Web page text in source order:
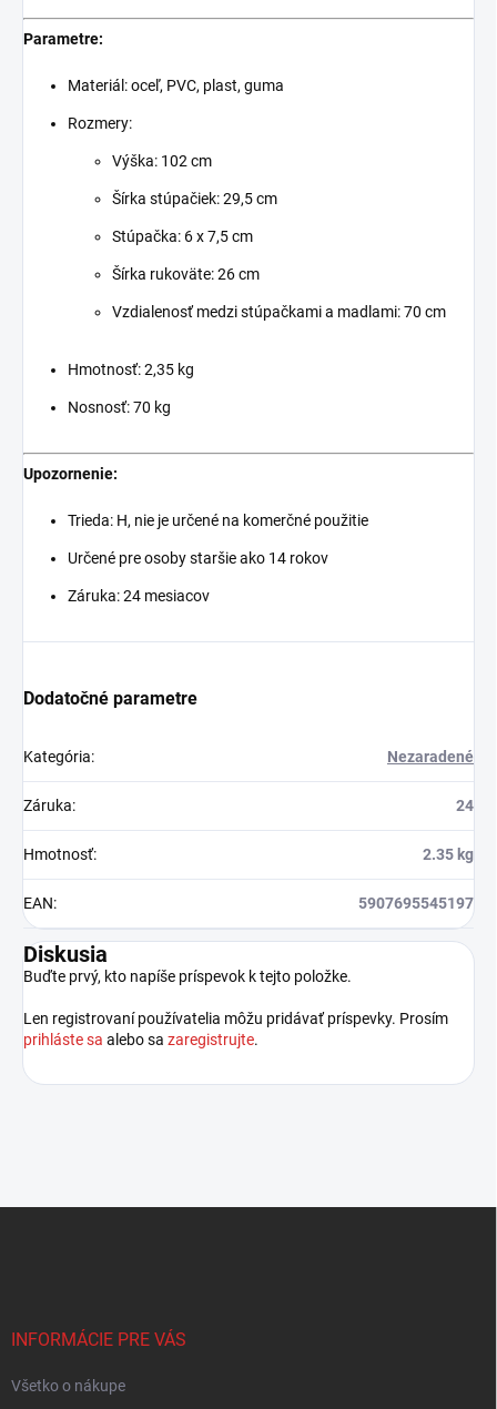
Parametre:
Materiál: oceľ, PVC, plast, guma
Rozmery:
Výška: 102 cm
Šírka stúpačiek: 29,5 cm
Stúpačka: 6 x 7,5 cm
Šírka rukoväte: 26 cm
Vzdialenosť medzi stúpačkami a madlami: 70 cm
Hmotnosť: 2,35 kg
Nosnosť: 70 kg
Upozornenie:
Trieda: H, nie je určené na komerčné použitie
Určené pre osoby staršie ako 14 rokov
Záruka: 24 mesiacov
Dodatočné parametre
Kategória: Nezaradené
Záruka: 24
Hmotnosť: 2.35 kg
EAN: 5907695545197
Diskusia
Buďte prvý, kto napíše príspevok k tejto položke.
Len registrovaní používatelia môžu pridávať príspevky. Prosím
prihláste sa alebo sa zaregistrujte.
INFORMÁCIE PRE VÁS
Všetko o nákupe